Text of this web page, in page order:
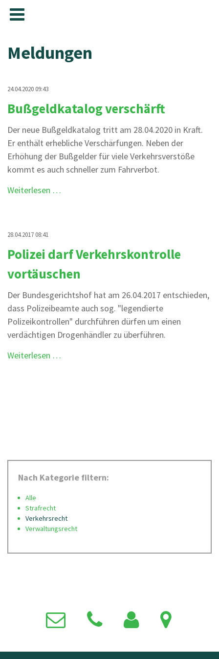
Meldungen
24.04.2020 09:43
Bußgeldkatalog verschärft
Der neue Bußgeldkatalog tritt am 28.04.2020 in Kraft.
Er enthält erhebliche Verschärfungen. Neben der
Erhöhung der Bußgelder für viele Verkehrsverstöße
kommt es auch schneller zum Fahrverbot.
Weiterlesen …
28.04.2017 08:41
Polizei darf Verkehrskontrolle
vortäuschen
Der Bundesgerichtshof hat am 26.04.2017 entschieden,
dass Polizeibeamte auch sog. "legendierte
Polizeikontrollen" durchführen dürfen um einen
verdächtigen Drogenhändler zu überführen.
Weiterlesen …
Nach Kategorie filtern:
Alle
Strafrecht
Verkehrsrecht
Verwaltungsrecht